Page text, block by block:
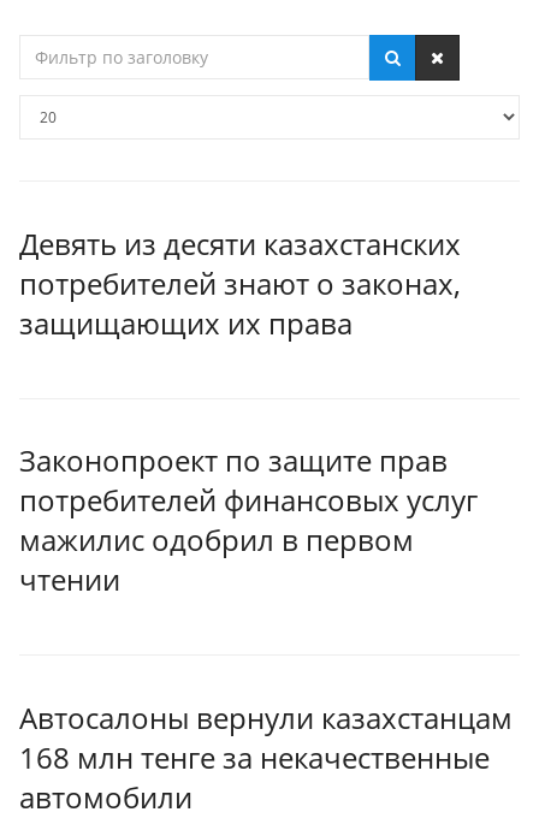
по
Девять из десяти казахстанских
потребителей знают о законах,
защищающих их права
Законопроект по защите прав
потребителей финансовых услуг
мажилис одобрил в первом
чтении
Автосалоны вернули казахстанцам
168 млн тенге за некачественные
автомобили